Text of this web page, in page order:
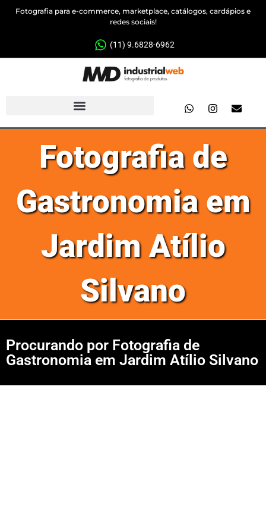
Fotografia para e-commerce, marketplace, catálogos, cardápios e
redes sociais!
(11) 9.6828-6962
Fotografia de
Gastronomia em
Jardim Atílio
Silvano
Procurando por Fotografia de
Gastronomia em Jardim Atílio Silvano